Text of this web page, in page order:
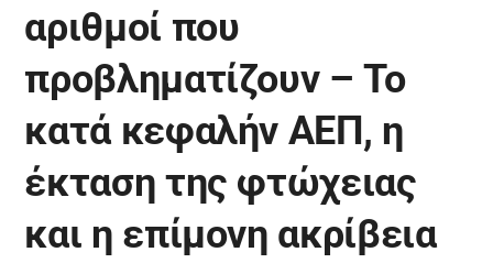
αριθμοί που
προβληματίζουν – Το
κατά κεφαλήν ΑΕΠ, η
έκταση της φτώχειας
και η επίμονη ακρίβεια